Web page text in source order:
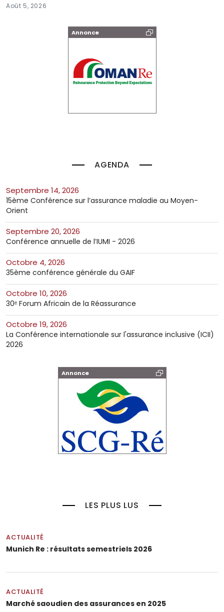
Annonce
AGENDA
septembre 14, 2026
15ème Conférence sur l’assurance maladie au Moyen-
Orient
septembre 20, 2026
Conférence annuelle de l’IUMI - 2026
octobre 4, 2026
35ème conférence générale du GAIF
octobre 10, 2026
30ᵉ Forum Africain de la Réassurance
octobre 19, 2026
La Conférence internationale sur l'assurance inclusive (ICII)
2026
Annonce
LES PLUS LUS
ACTUALITÉ
Munich Re : résultats semestriels 2026
ACTUALITÉ
Marché saoudien des assurances en 2025
Août 5, 2026